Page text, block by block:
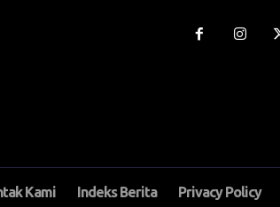
Kami Indeks Berita Privacy Policy